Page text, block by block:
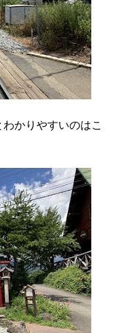
かりやすいのはこ